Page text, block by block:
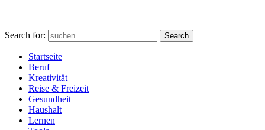
Search for: Search
Startseite
Beruf
Kreativität
Reise & Freizeit
Gesundheit
Haushalt
Lernen